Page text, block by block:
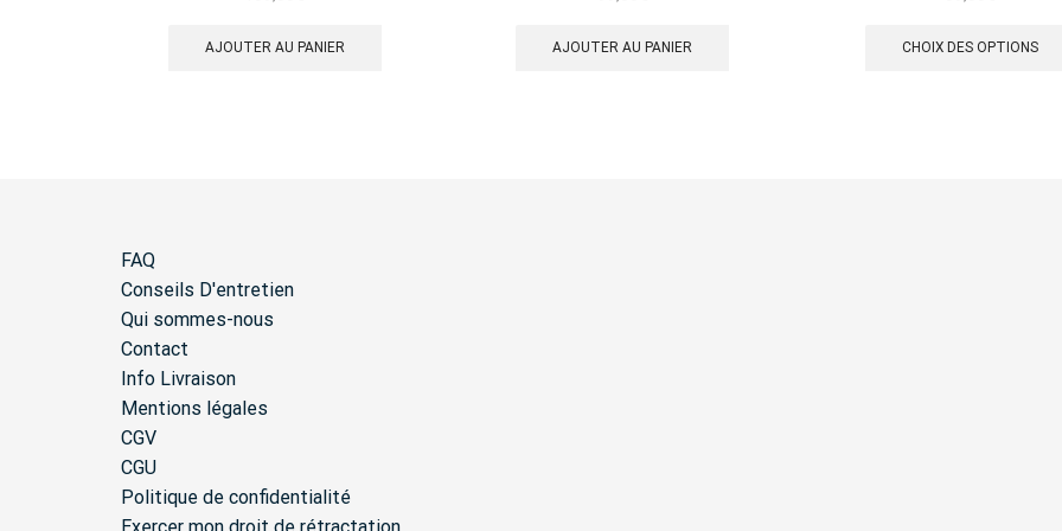
AJOUTER AU PANIER AJOUTER AU PANIER CHOIX DES OPTIONS
FAQ
Conseils D'entretien
Qui sommes-nous
Contact
Info Livraison
Mentions légales
CGV
CGU
Politique de confidentialité